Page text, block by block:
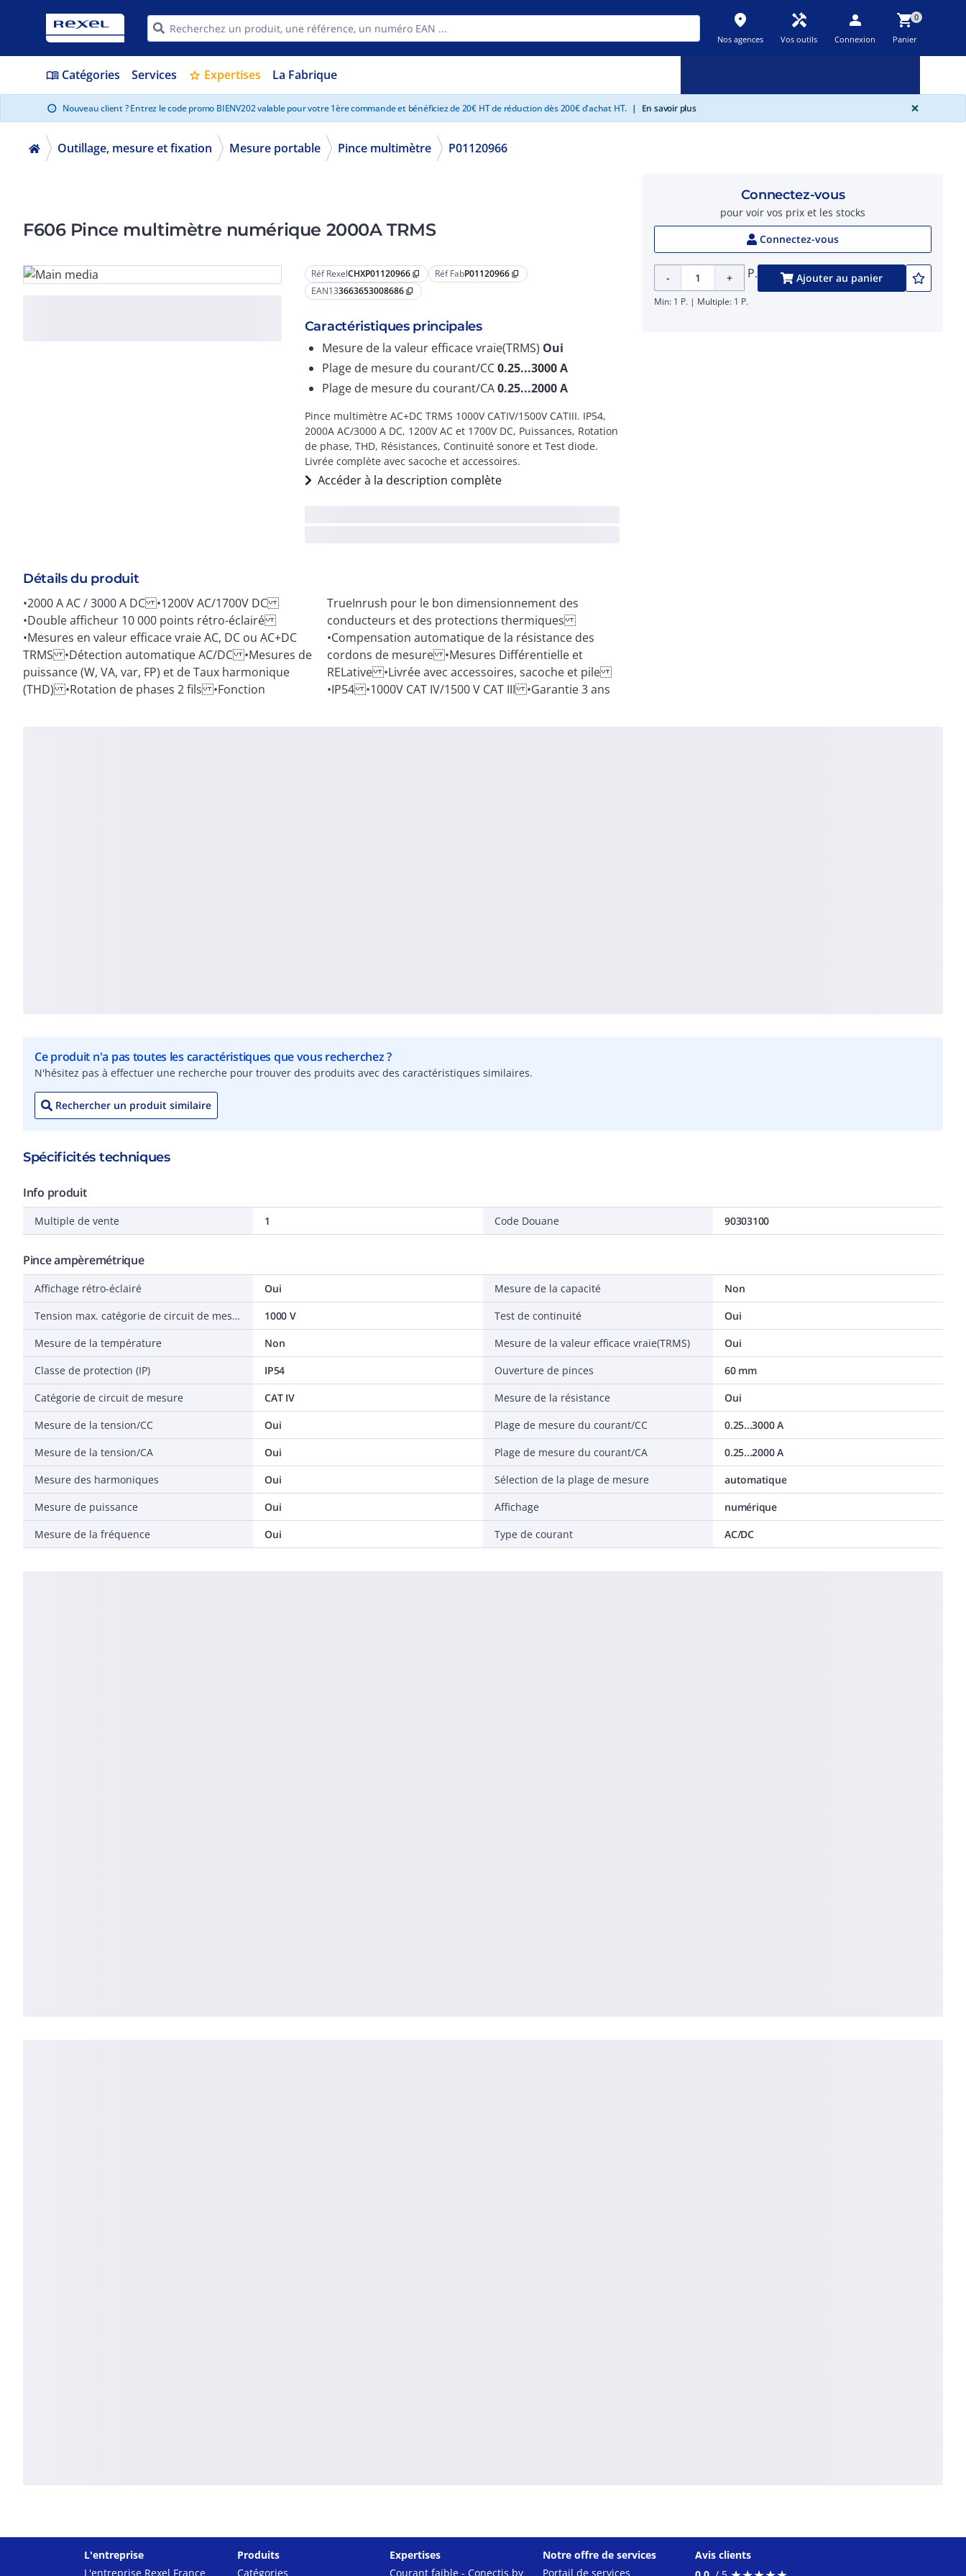
place
Nos agences
handyman
Vos outils
person
Connexion
shopping_cart0
Panier
menu_book Catégories Services star Expertises La Fabrique
info Nouveau client ? Entrez le code promo BIENV202 valable pour votre 1ère commande et bénéficiez de 20€ HT de réduction dès 200€ d'achat HT. | En savoir plus ×
Outillage, mesure et fixation Mesure portable Pince multimètre P01120966
F606 Pince multimètre numérique 2000A TRMS
Réf RexelCHXP01120966 content_copy Réf FabP01120966 content_copy
EAN133663653008686 content_copy
Caractéristiques principales
Mesure de la valeur efficace vraie(TRMS) Oui
Plage de mesure du courant/CC0.25...3000A
Plage de mesure du courant/CA0.25...2000A
Pince multimètre AC+DC TRMS 1000V CATIV/1500V CATIII. IP54,
2000A AC/3000 A DC, 1200V AC et 1700V DC, Puissances, Rotation
de phase, THD, Résistances, Continuité sonore et Test diode.
Livrée complète avec sacoche et accessoires.
Accéder à la description complète
Détails du produit
•2000 A AC / 3000 A DC •1200V AC/1700V DC
•Double afficheur 10 000 points rétro-éclairé
•Mesures en valeur efficace vraie AC, DC ou AC+DC
TRMS •Détection automatique AC/DC •Mesures de
puissance (W, VA, var, FP) et de Taux harmonique
(THD) •Rotation de phases 2 fils •Fonction
TrueInrush pour le bon dimensionnement des
conducteurs et des protections thermiques
•Compensation automatique de la résistance des
cordons de mesure •Mesures Différentielle et
RELative •Livrée avec accessoires, sacoche et pile
•IP54 •1000V CAT IV/1500 V CAT III •Garantie 3 ans
Connectez-vous
pour voir vos prix et les stocks
Connectez-vous
- + P. Ajouter au panier
Min: 1 P. | Multiple: 1 P.
Ce produit n'a pas toutes les caractéristiques que vous recherchez ?
N'hésitez pas à effectuer une recherche pour trouver des produits avec des caractéristiques similaires.
Rechercher un produit similaire
Spécificités techniques
Info produit
Multiple de vente 1 Code Douane 90303100
Pince ampèremétrique
Affichage rétro-éclairé
Oui
Tension max. catégorie de circuit de mesure
1000 V
Mesure de la température
Non
Classe de protection (IP)
IP54
Catégorie de circuit de mesure
CAT IV
Mesure de la tension/CC
Oui
Mesure de la tension/CA
Oui
Mesure des harmoniques
Oui
Mesure de puissance
Oui
Mesure de la fréquence
Oui
Mesure de la capacité
Non
Test de continuité
Oui
Mesure de la valeur efficace vraie(TRMS)
Oui
Ouverture de pinces
60 mm
Mesure de la résistance
Oui
Plage de mesure du courant/CC
0.25...3000 A
Plage de mesure du courant/CA
0.25...2000 A
Sélection de la plage de mesure
automatique
Affichage
numérique
Type de courant
AC/DC
L'entreprise
L'entreprise Rexel France
Produits
Catégories
Expertises
Courant faible - Conectis by
Notre offre de services
Portail de services
Avis clients
★★★★★
★★★★★